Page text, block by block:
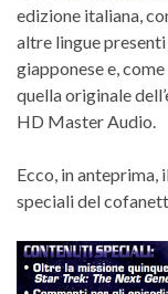
edizione italiana,
altre lingue presenti
giapponese e,
quella originale
HD Master Audio.
Ecco, in
speciali del